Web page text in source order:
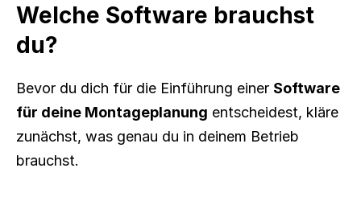
Welche Software brauchst
du?
Bevor du dich für die Einführung einer Software
für deine Montageplanung entscheidest, kläre
zunächst, was genau du in deinem Betrieb
brauchst.